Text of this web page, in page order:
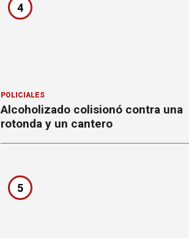
4
POLICIALES
Alcoholizado colisionó contra una
rotonda y un cantero
5